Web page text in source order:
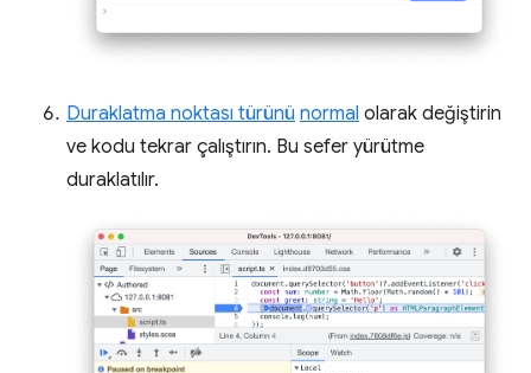
Duraklatma noktası türünü normal olarak değiştirin
ve kodu tekrar çalıştırın. Bu sefer yürütme
duraklatılır.